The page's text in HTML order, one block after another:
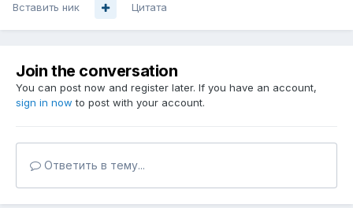
Вставить ник Цитата
Join the conversation
You can post now and register later. If you have an account,
sign in now to post with your account.
Ответить в тему...